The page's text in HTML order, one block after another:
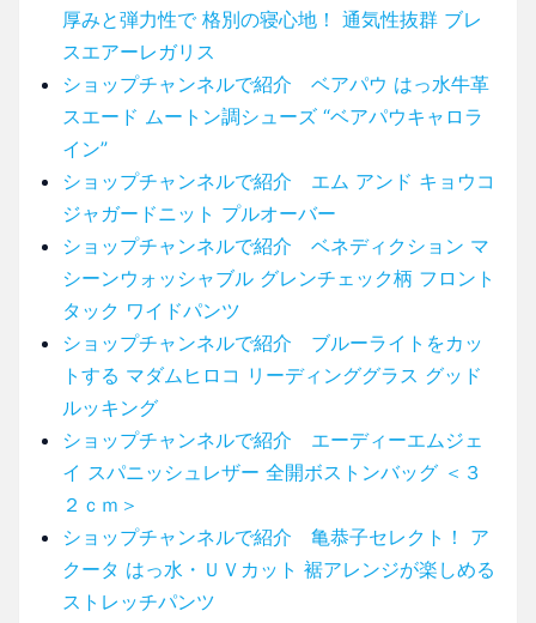
厚みと弾力性で 格別の寝心地！ 通気性抜群 ブレ
スエアーレガリス
ショップチャンネルで紹介 ベアパウ はっ水牛革
スエード ムートン調シューズ “ベアパウキャロラ
イン”
ショップチャンネルで紹介 エム アンド キョウコ
ジャガードニット プルオーバー
ショップチャンネルで紹介 ベネディクション マ
シーンウォッシャブル グレンチェック柄 フロント
タック ワイドパンツ
ショップチャンネルで紹介 ブルーライトをカッ
トする マダムヒロコ リーディンググラス グッド
ルッキング
ショップチャンネルで紹介 エーディーエムジェ
イ スパニッシュレザー 全開ボストンバッグ ＜３
２ｃｍ＞
ショップチャンネルで紹介 亀恭子セレクト！ ア
クータ はっ水・ＵＶカット 裾アレンジが楽しめる
ストレッチパンツ